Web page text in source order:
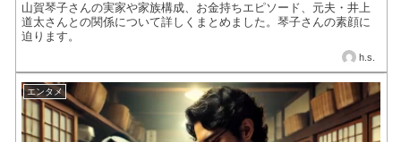
山賀琴子さんの実家や家族構成、お金持ちエピソード、元夫・井上
道太さんとの関係について詳しくまとめました。琴子さんの素顔に
迫ります。
h.s.
エンタメ